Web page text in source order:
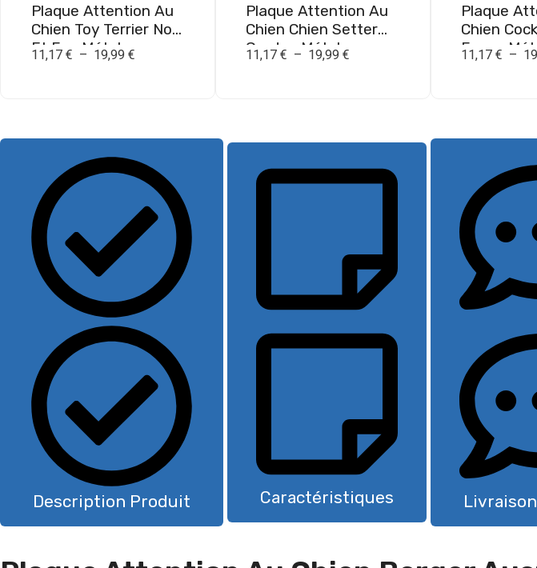
Plaque Attention Au
Chien Toy Terrier Noir
Et Feu Métal
Résistant Extérieur
11,17 € – 19,99 €
Plaque Attention Au
Chien Chien Setter
Gordon Métal
Résistant Extérieur
11,17€ – 19,99€
Plaque
Chien
Fauve
Résistant
11,17€ –
Description Produit Caractéristiques